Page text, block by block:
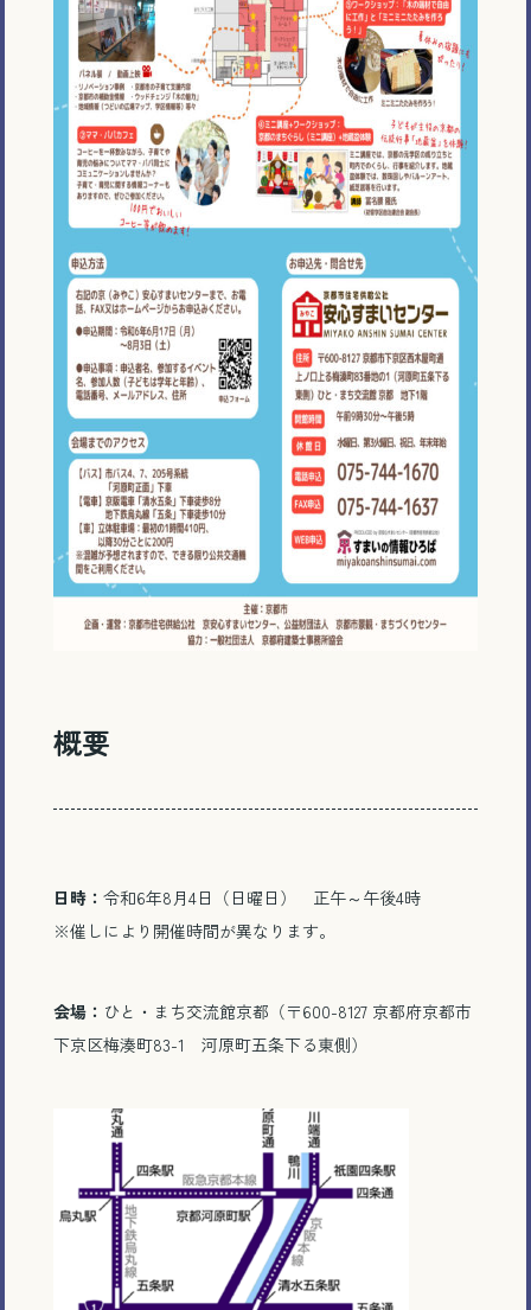
概要
日時： 令和6年8月4日（日曜日） 正午～午後4時
※催しにより開催時間が異なります。
会場： ひと・まち交流館京都（〒600-8127 京都府京都市
下京区梅湊町83-1 河原町五条下る東側）